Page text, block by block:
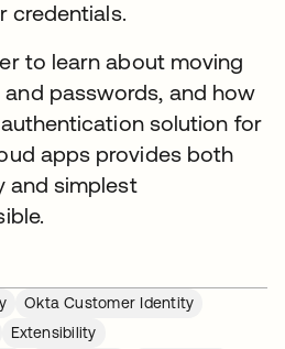
credentials.
to learn about moving
passwords, and how
solution for
apps provides both
and simplest
Okta Customer Identity
Extensibility